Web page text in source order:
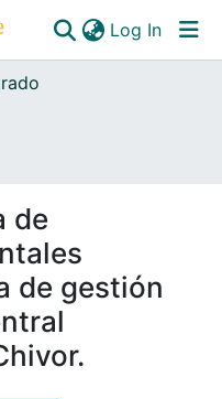
Log In
de
de gestión